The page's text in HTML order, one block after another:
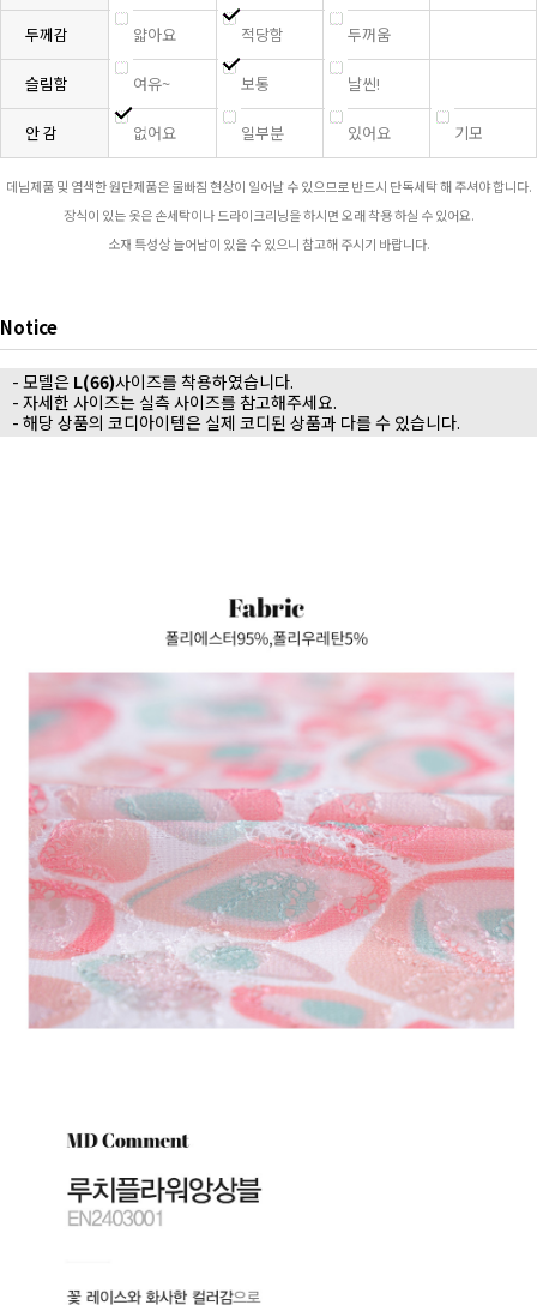
두께감 얇아요 적당함 두꺼움
슬림함 여유~ 보통 날씬!
안 감 없어요 일부분 있어요 기모
데님제품 및 염색한 원단제품은 물빠짐 현상이 일어날 수 있으므로 반드시 단독세탁 해 주셔야 합니다.
장식이 있는 옷은 손세탁이나 드라이크리닝을 하시면 오래 착용 하실 수 있어요.
소재 특성상 늘어남이 있을 수 있으니 참고해 주시기 바랍니다.
Notice
- 모델은 L(66)사이즈를 착용하였습니다.
- 자세한 사이즈는 실측 사이즈를 참고해주세요.
- 해당 상품의 코디아이템은 실제 코디된 상품과 다를 수 있습니다.